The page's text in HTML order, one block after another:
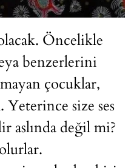
Öncelikle
benzerlerini
çocuklar,
size ses
aslında değil mi?